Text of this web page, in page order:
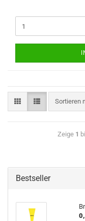
Sortieren
Zeige 1
Bestseller